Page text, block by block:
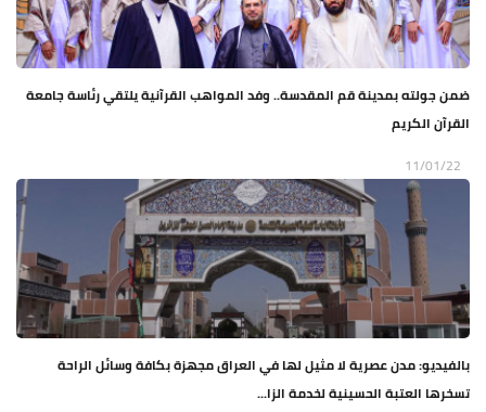
ضمن جولته بمدينة قم المقدسة.. وفد المواهب القرآنية يلتقي رئاسة جامعة
القرآن الكريم
11/01/22
بالفيديو: مدن عصرية لا مثيل لها في العراق مجهزة بكافة وسائل الراحة
تسخرها العتبة الحسينية لخدمة الزا...